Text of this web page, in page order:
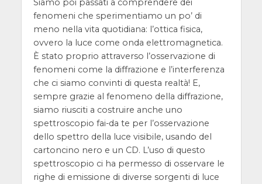
Siamo poi passati a comprendere dei
fenomeni che sperimentiamo un po’ di
meno nella vita quotidiana: l’ottica fisica,
ovvero la luce come onda elettromagnetica.
È stato proprio attraverso l’osservazione di
fenomeni come la diffrazione e l’interferenza
che ci siamo convinti di questa realtà! E,
sempre grazie al fenomeno della diffrazione,
siamo riusciti a costruire anche uno
spettroscopio fai-da te per l’osservazione
dello spettro della luce visibile, usando del
cartoncino nero e un CD. L’uso di questo
spettroscopio ci ha permesso di osservare le
righe di emissione di diverse sorgenti di luce